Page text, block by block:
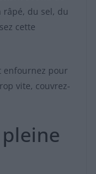
râpé, du sel, du
cette
enfournez pour
vite, couvrez-